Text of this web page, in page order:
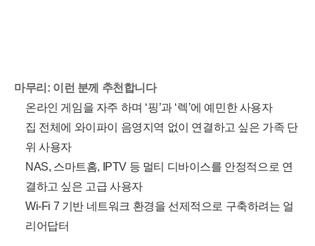
마무리: 이런 분께 추천합니다
온라인 게임을 자주 하며 ‘핑’과 ‘렉’에 예민한 사용자
집 전체에 와이파이 음영지역 없이 연결하고 싶은 가족 단
위 사용자
NAS, 스마트홈, IPTV 등 멀티 디바이스를 안정적으로 연
결하고 싶은 고급 사용자
Wi-Fi 7 기반 네트워크 환경을 선제적으로 구축하려는 얼
리어답터